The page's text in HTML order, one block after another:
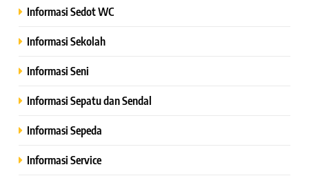
Informasi Sedot WC
Informasi Sekolah
Informasi Seni
Informasi Sepatu dan Sendal
Informasi Sepeda
Informasi Service